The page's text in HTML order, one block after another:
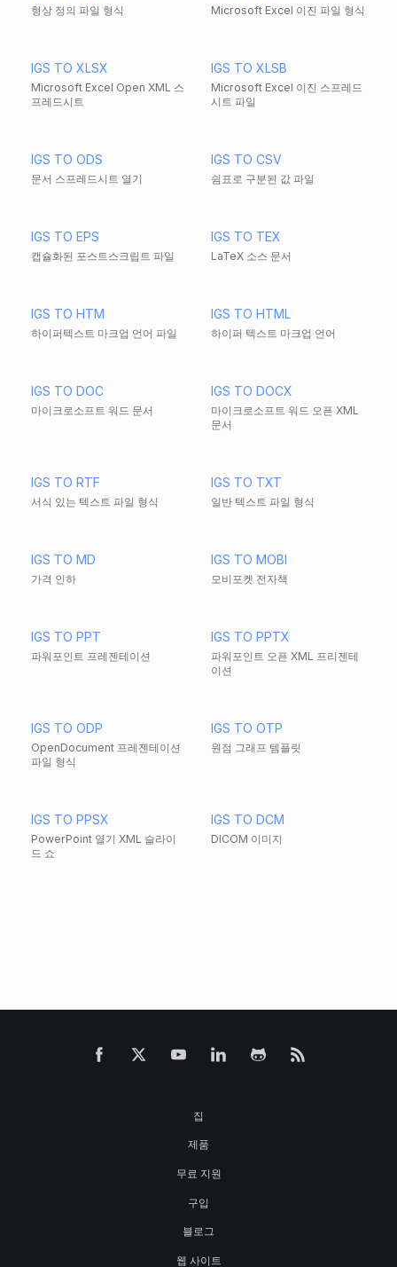
형상 정의 파일 형식 Microsoft Excel 이진 파일 형식
IGS TO XLSX
Microsoft Excel Open XML 스
프레드시트
IGS TO XLSB
Microsoft Excel 이진 스프레드
시트 파일
IGS TO ODS
문서 스프레드시트 열기
IGS TO CSV
쉼표로 구분된 값 파일
IGS TO EPS
캡슐화된 포스트스크립트 파일
IGS TO TEX
LaTeX 소스 문서
IGS TO HTM
하이퍼텍스트 마크업 언어 파일
IGS TO HTML
하이퍼 텍스트 마크업 언어
IGS TO DOC
마이크로소프트 워드 문서
IGS TO DOCX
마이크로소프트 워드 오픈 XML
문서
IGS TO RTF
서식 있는 텍스트 파일 형식
IGS TO TXT
일반 텍스트 파일 형식
IGS TO MD
가격 인하
IGS TO MOBI
모비포켓 전자책
IGS TO PPT
파워포인트 프레젠테이션
IGS TO PPTX
파워포인트 오픈 XML 프리젠테
이션
IGS TO ODP
OpenDocument 프레젠테이션
파일 형식
IGS TO OTP
원점 그래프 템플릿
IGS TO PPSX
PowerPoint 열기 XML 슬라이
드 쇼
IGS TO DCM
DICOM 이미지
집
제품
무료 지원
구입
블로그
웹 사이트